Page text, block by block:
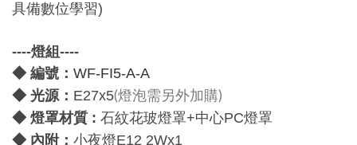
具備數位學習)
----燈組----
◆ 編號： WF-FI5-A-A
◆ 光源： E27x5(燈泡需另外加購)
◆ 燈罩材質 : 石紋花玻燈罩+中心PC燈罩
◆ 內附： 小夜燈E12 2Wx1